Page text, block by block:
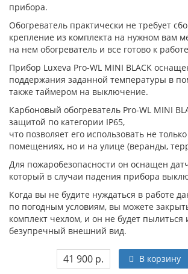
прибора.
Обогреватель практически не требует
крепление из комплекта на нужном вам
на нем обогреватель и все готово к
Прибор Luxeva Pro-WL MINI BLACK
поддержания заданной температуры в
также таймером на выключение.
Карбоновый обогреватель Pro-WL MINI
защитой по категории IP65,
что позволяет его использовать не
помещениях, но и на улице (веранды,
Для пожаробезопасности он оснащен
который в случаи падения прибора
Когда вы не будите нуждаться в работе
по погодным условиям, вы можете
комплект чехлом, и он не будет пылиться
безупречный внешний вид.
41 900 р.
В корзину